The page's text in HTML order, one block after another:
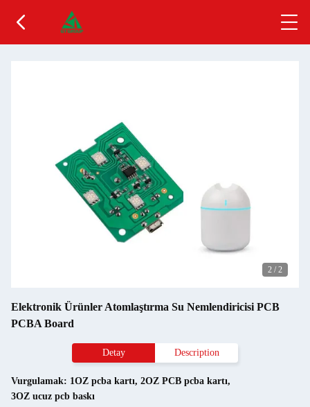
2 / 2
Elektronik Ürünler Atomlaştırma Su Nemlendiricisi PCB
PCBA Board
Detay Description
Vurgulamak: 1OZ pcba kartı, 2OZ PCB pcba kartı,
3OZ ucuz pcb baskı